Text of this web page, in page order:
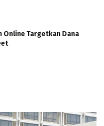
Targetkan Dana